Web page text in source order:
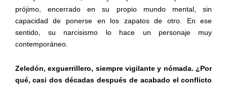
prójimo, encerrado en su propio mundo mental, sin
capacidad de ponerse en los zapatos de otro. En ese
sentido, su narcisismo lo hace un personaje muy
contemporáneo.
Zeledón, exguerrillero, siempre vigilante y nómada. ¿Por
qué, casi dos décadas después de acabado el conflicto